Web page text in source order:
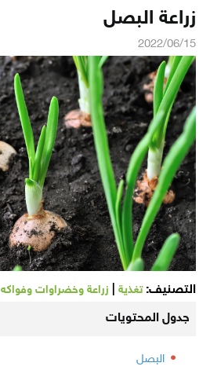
زراعة البصل
2022/06/15
التصنيف:تغذية| زراعة وخضراوات وفواكه
جدول المحتويات
البصل